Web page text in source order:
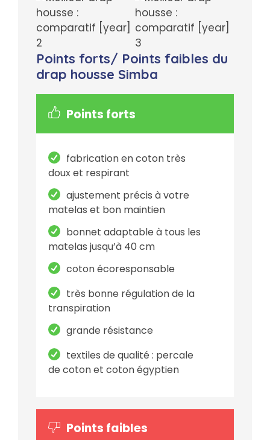
Points forts/ Points faibles du
drap housse Simba
Points forts
fabrication en coton très
doux et respirant
ajustement précis à votre
matelas et bon maintien
bonnet adaptable à tous les
matelas jusqu’à 40 cm
coton écoresponsable
très bonne régulation de la
transpiration
grande résistance
textiles de qualité : percale
de coton et coton égyptien
Points faibles